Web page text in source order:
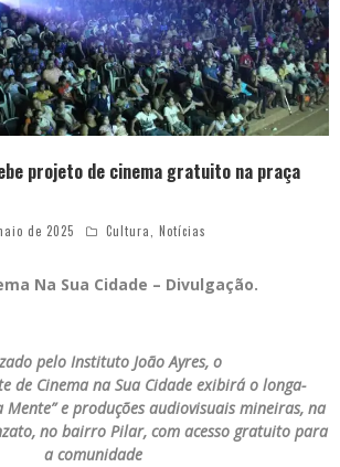
projeto de cinema gratuito na praça
de 2025 Cultura, Notícias
Na Sua Cidade – Divulgação.
pelo Instituto João Ayres, o
de Cinema na Sua Cidade exibirá o longa-
Mente” e produções audiovisuais mineiras, na
no bairro Pilar, com acesso gratuito para
a comunidade